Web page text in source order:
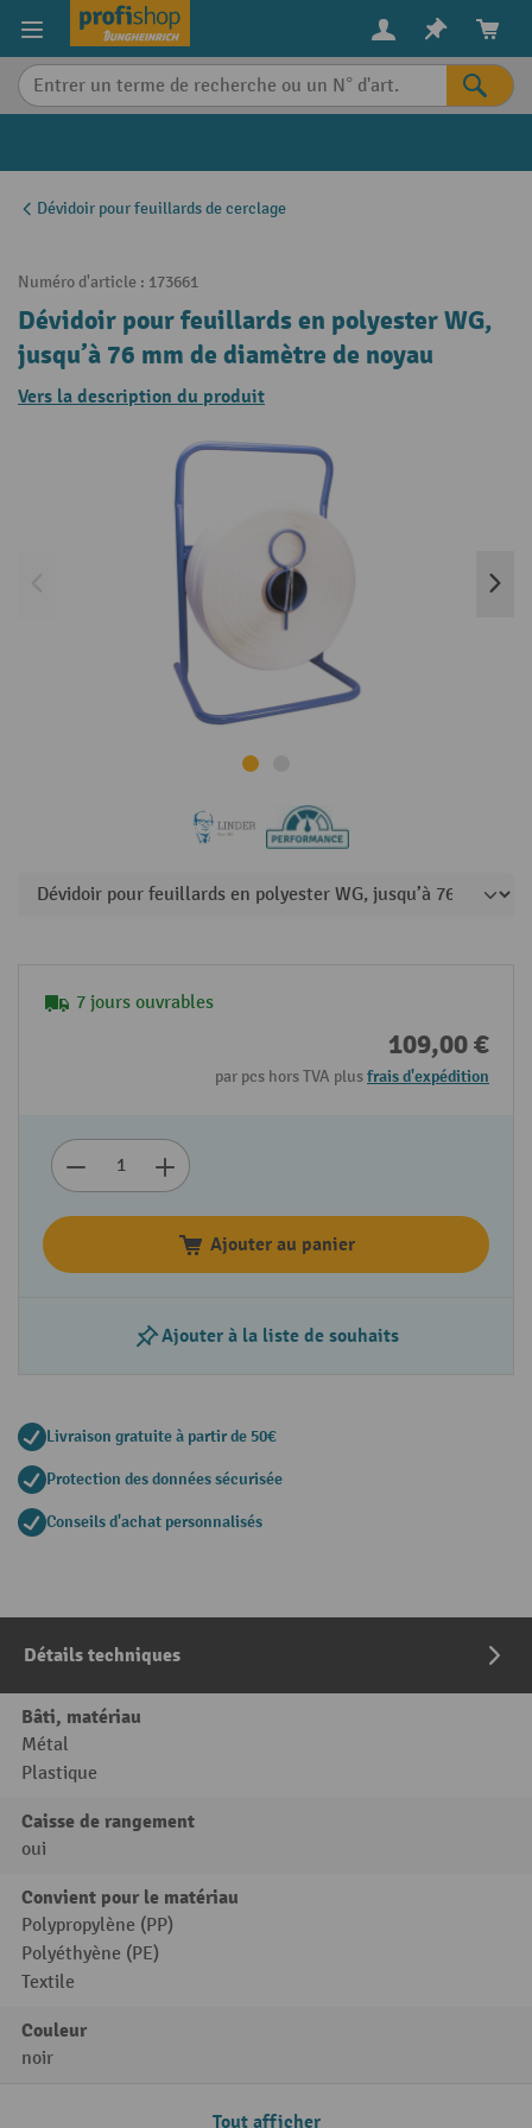
content
Dévidoir pour feuillards de cerclage
Numéro d'article : 173661
Dévidoir pour feuillards en polyester WG,
jusqu’à 76 mm de diamètre de noyau
Vers la description du produit
7 jours ouvrables
109,00 €
par pcs hors TVA plusfrais d'expédition
Ajouter au panier
Ajouter à la liste de souhaits
Livraison gratuite à partir de 50€
Protection des données sécurisée
Conseils d'achat personnalisés
Détails techniques
Bâti, matériau
Métal
Plastique
Caisse de rangement
oui
Convient pour le matériau
Polypropylène (PP)
Polyéthyène (PE)
Textile
Couleur
noir
Tout afficher